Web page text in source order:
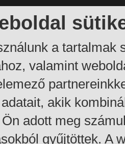
a tartalmak
valamint
akik
adott meg
gyűjtöttek. A